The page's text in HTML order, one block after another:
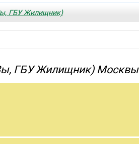
ГБУ Жилищник)
ГБУ Жилищник) Москвы